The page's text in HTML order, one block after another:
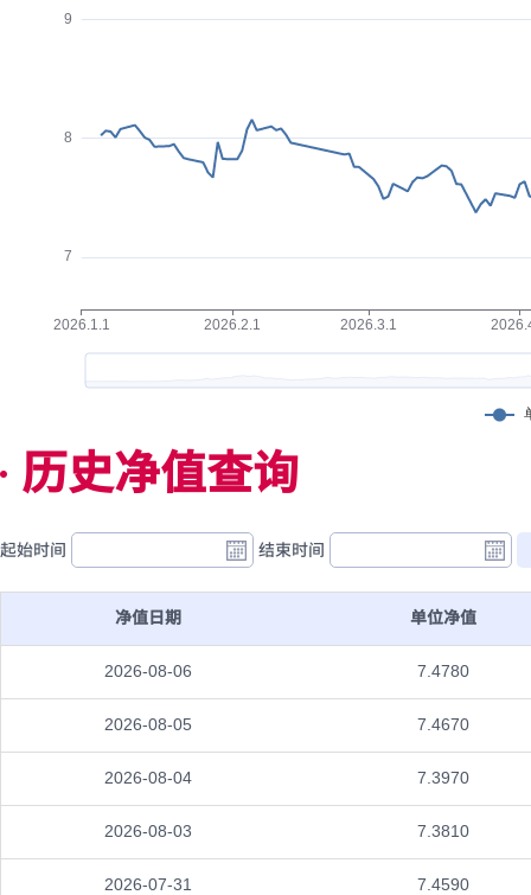
历史净值查询
起始时间 结束时间
净值日期 单位净值
2026-08-06 7.4780
2026-08-05 7.4670
2026-08-04 7.3970
2026-08-03 7.3810
2026-07-31 7.4590